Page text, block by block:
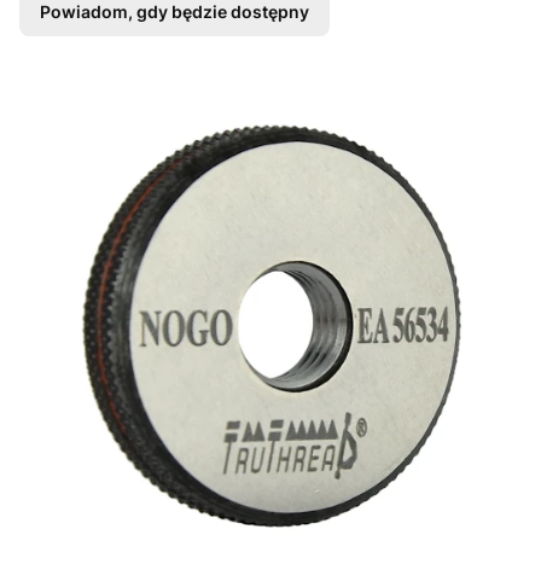
Powiadom, gdy będzie dostępny